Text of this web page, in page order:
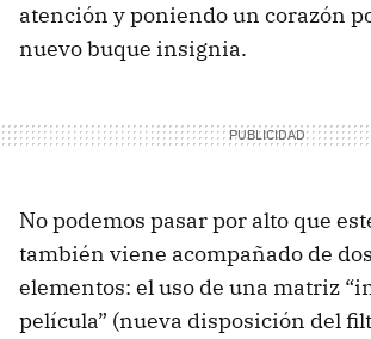
atención y poniendo un corazón
nuevo buque insignia.
No podemos pasar por alto que
también viene acompañado de
elementos: el uso de una matriz
película” (nueva disposición del